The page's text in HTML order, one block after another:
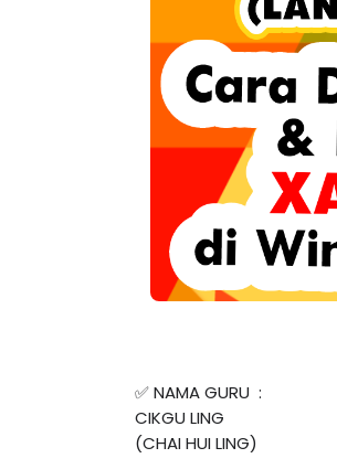
✅ NAMA GURU  :
CIKGU LING
(CHAI HUI LING)